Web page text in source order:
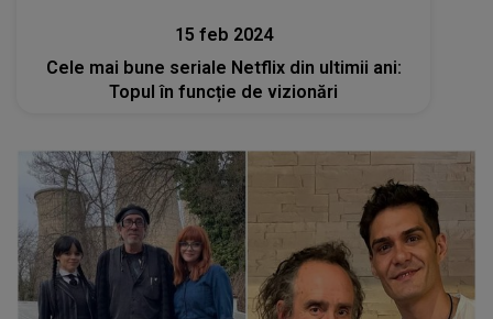
15 feb 2024
Cele mai bune seriale Netflix din ultimii ani:
Topul în funcție de vizionări